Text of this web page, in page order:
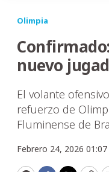
Olimpia
nuevo
El volante
refuerzo de
Fluminense de
Febrero 24, 2026 01:07